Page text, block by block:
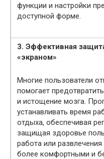
функции и настройки
доступной форме.
3. Эффективная
«экраном»
Многие пользователи
помогает
и истощение мозга.
устанавливать время
отдыха, обеспечивая
защищая здоровье
работа или
более комфортными и